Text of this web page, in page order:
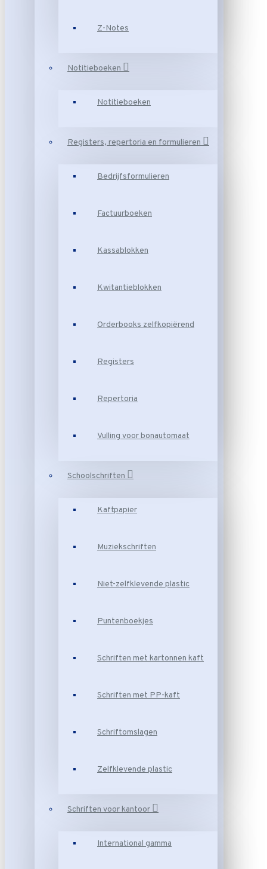
Z-Notes
Notitieboeken
Notitieboeken
Registers, repertoria en formulieren
Bedrijfsformulieren
Factuurboeken
Kassablokken
Kwitantieblokken
Orderbooks zelfkopiërend
Registers
Repertoria
Vulling voor bonautomaat
Schoolschriften
Kaftpapier
Muziekschriften
Niet-zelfklevende plastic
Puntenboekjes
Schriften met kartonnen kaft
Schriften met PP-kaft
Schriftomslagen
Zelfklevende plastic
Schriften voor kantoor
International gamma